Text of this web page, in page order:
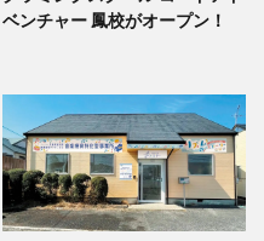
ベンチャー 鳳校がオープン！